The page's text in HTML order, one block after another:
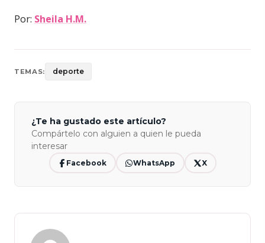
Por: Sheila H.M.
TEMAS: deporte
¿Te ha gustado este artículo?
Compártelo con alguien a quien le pueda
interesar
Facebook WhatsApp X